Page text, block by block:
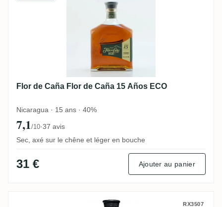
Flor de Caña Flor de Caña 15 Años ECO
Nicaragua · 15 ans · 40%
7,1/10·37 avis
Sec, axé sur le chêne et léger en bouche
31 € Ajouter au panier
RX3507